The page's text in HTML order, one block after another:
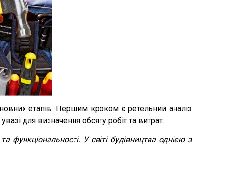
етапів. Першим кроком є ретельний аналіз
для визначення обсягу робіт та витрат.
функціональності. У світі будівництва однією з